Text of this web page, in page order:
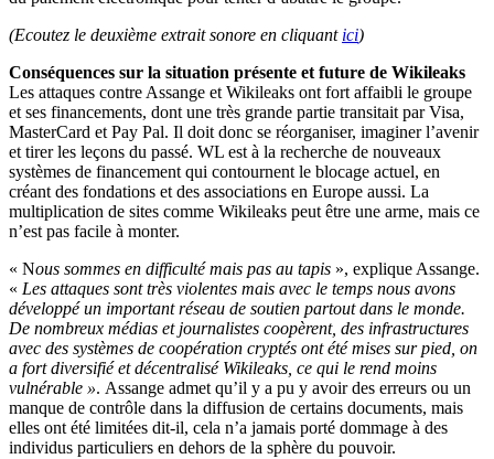
(Ecoutez le deuxième extrait sonore en cliquant ici)
Conséquences sur la situation présente et future de Wikileaks
Les attaques contre Assange et Wikileaks ont fort affaibli le groupe
et ses financements, dont une très grande partie transitait par Visa,
MasterCard et Pay Pal. Il doit donc se réorganiser, imaginer l’avenir
et tirer les leçons du passé. WL est à la recherche de nouveaux
systèmes de financement qui contournent le blocage actuel, en
créant des fondations et des associations en Europe aussi. La
multiplication de sites comme Wikileaks peut être une arme, mais ce
n’est pas facile à monter.
« Nous sommes en difficulté mais pas au tapis », explique Assange.
« Les attaques sont très violentes mais avec le temps nous avons
développé un important réseau de soutien partout dans le monde.
De nombreux médias et journalistes coopèrent, des infrastructures
avec des systèmes de coopération cryptés ont été mises sur pied, on
a fort diversifié et décentralisé Wikileaks, ce qui le rend moins
vulnérable ». Assange admet qu’il y a pu y avoir des erreurs ou un
manque de contrôle dans la diffusion de certains documents, mais
elles ont été limitées dit-il, cela n’a jamais porté dommage à des
individus particuliers en dehors de la sphère du pouvoir.